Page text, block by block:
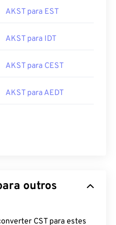
AKST para EST
AKST para IDT
AKST para CEST
AKST para AEDT
outros
CST para estes